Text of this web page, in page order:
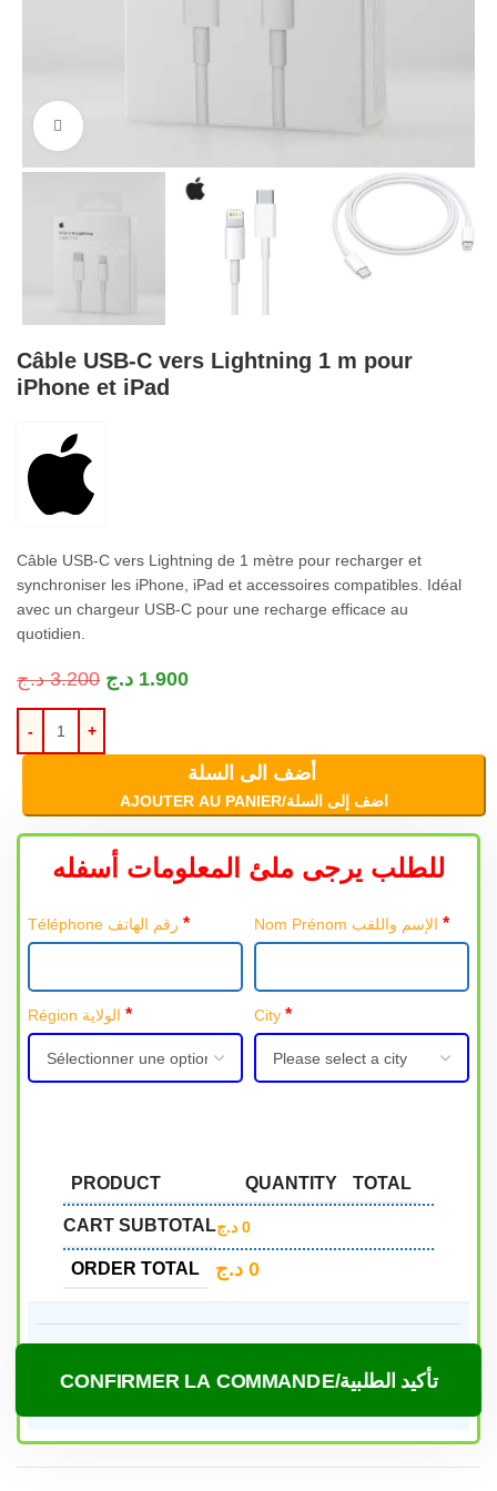
Cliquez pour agrandir
Câble USB-C vers Lightning 1 m pour
iPhone et iPad
Câble USB-C vers Lightning de 1 mètre pour recharger et
synchroniser les iPhone, iPad et accessoires compatibles. Idéal
avec un chargeur USB-C pour une recharge efficace au
quotidien.
3.200 د.ج 1.900 د.ج
أضف الى السلة
AJOUTER AU PANIER/اضف إلى السلة
للطلب يرجى ملئ المعلومات أسفله
Téléphone رقم الهاتف* *
Région الولاية* City *
PRODUCT QUANTITY TOTAL
CART SUBTOTAL 0 د.ج
ORDER TOTAL 0 د.ج
CONFIRMER LA COMMANDE/تأكيد الطلبية